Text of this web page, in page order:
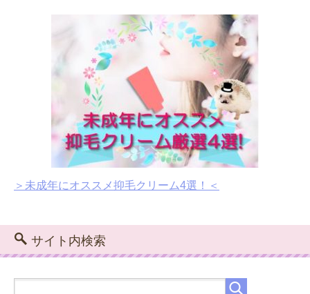
＞未成年にオススメ抑毛クリーム4選！＜
サイト内検索